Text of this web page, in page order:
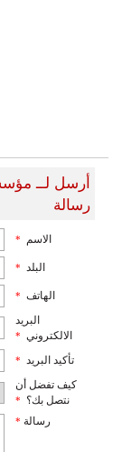
أرسل لــ
رسالة
الاسم *
البلد *
الهاتف *
البريد
الالكتروني *
تأكيد البريد *
كيف تفضل أن
نتصل بك؟ *
رسالة *